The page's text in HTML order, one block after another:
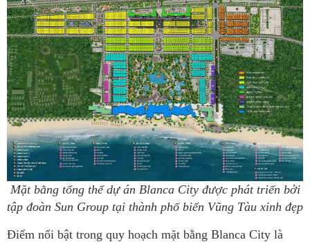
Mặt bằng tổng thể dự án Blanca City được phát triển bởi
tập đoàn Sun Group tại thành phố biển Vũng Tàu xinh đẹp
Điểm nổi bật trong quy hoạch mặt bằng Blanca City là